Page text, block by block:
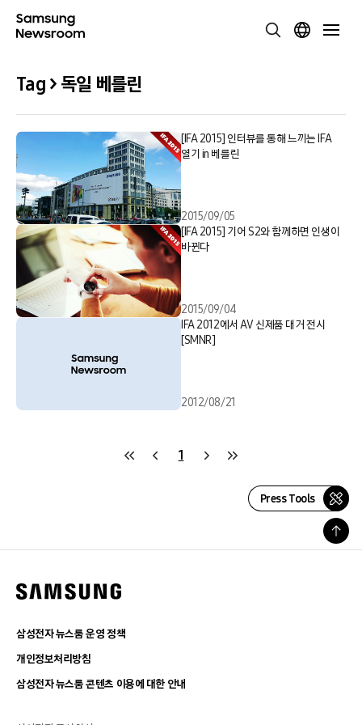
Tag > 독일 베를린
[IFA 2015] 인터뷰를 통해 느끼는 IFA
열기 in 베를린
2015/09/05
[IFA 2015] 기어 S2와 함께하면 인생이
바뀐다
2015/09/04
IFA 2012에서 AV 신제품 대거 전시
[SMNR]
2012/08/21
1
Press Tools
삼성전자 뉴스룸 운영 정책
개인정보처리방침
삼성전자 뉴스룸 콘텐츠 이용에 대한 안내